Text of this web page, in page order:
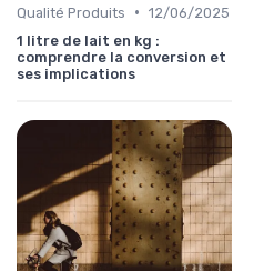
Qualité Produits • 12/06/2025
1 litre de lait en kg :
comprendre la conversion et
ses implications